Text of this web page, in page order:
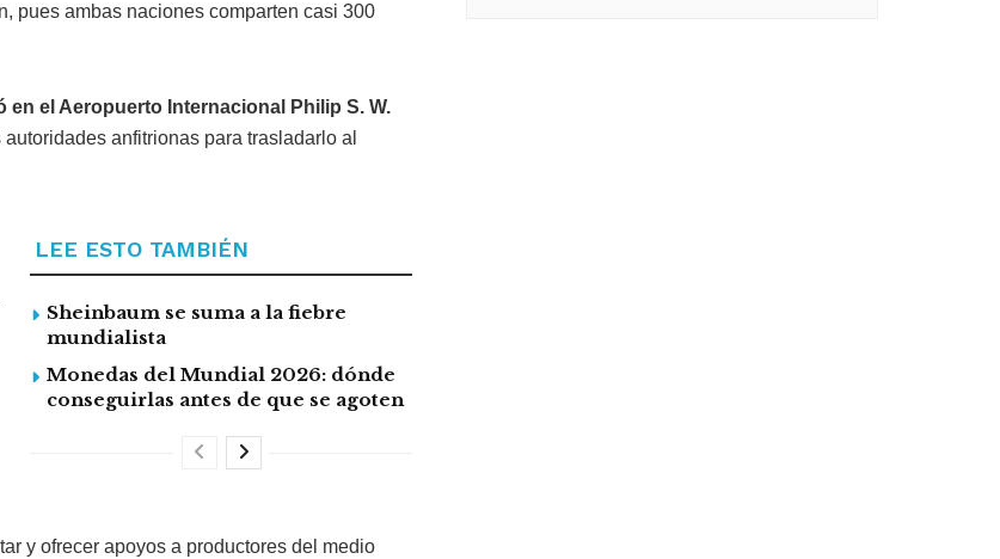
pues ambas naciones comparten casi 300
en el Aeropuerto Internacional Philip S. W.
anfitrionas para trasladarlo al
LEE ESTO TAMBIÉN
Sheinbaum se suma a la fiebre
mundialista
Monedas del Mundial 2026: dónde
conseguirlas antes de que se agoten
y ofrecer apoyos a productores del medio